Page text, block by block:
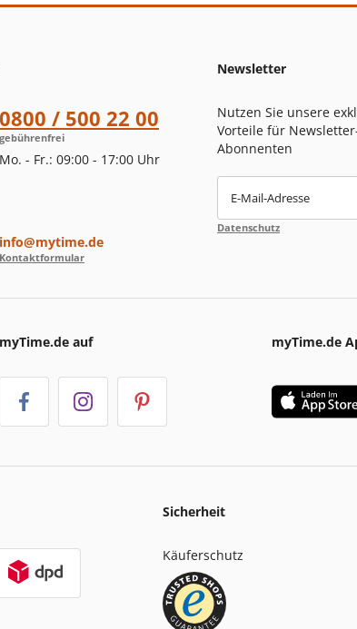
0800 / 500 22 00
gebührenfrei
Mo. - Fr.: 09:00 - 17:00 Uhr
info@mytime.de
Kontaktformular
Newsletter
Nutzen Sie unsere
Vorteile für
Abonnenten
E-Mail-Adresse
Datenschutz
myTime.de auf myTime.de
Sicherheit
Käuferschutz